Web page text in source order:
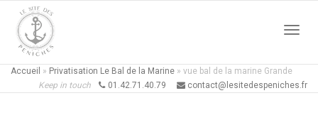
Accueil » Privatisation Le Bal de la Marine » vue bal de la marine Grande
Keep in touch
01.42.71.40.79 contact@lesitedespeniches.fr